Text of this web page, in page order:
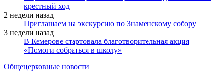
крестный ход
2 недели назад
Приглашаем на экскурсию по Знаменскому собору
3 недели назад
В Кемерове стартовала благотворительная акция
«Помоги собраться в школу»
Общецерковные новости